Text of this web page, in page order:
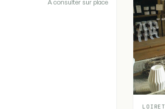
À consulter sur place
LOIRET